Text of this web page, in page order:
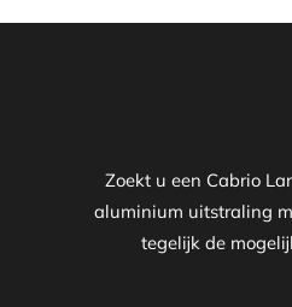
Zoekt u een Cabrio
aluminium uitstraling
tegelijk de